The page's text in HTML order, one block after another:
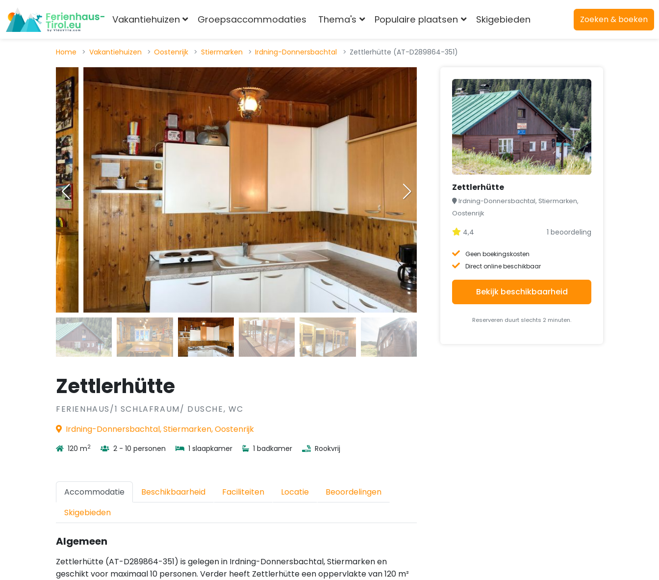
Vakantiehuizen Groepsaccommodaties Thema's Populaire plaatsen Skigebieden Zoeken & boeken
Home Vakantiehuizen Oostenrijk Stiermarken Irdning-Donnersbachtal Zettlerhütte (AT-D289864-351)
Zettlerhütte
FERIENHAUS/1 SCHLAFRAUM/ DUSCHE, WC
Irdning-Donnersbachtal, Stiermarken, Oostenrijk
120 m2 2 - 10 personen 1 slaapkamer 1 badkamer Rookvrij
Accommodatie Beschikbaarheid Faciliteiten Locatie
Beoordelingen
Skigebieden
Algemeen
Zettlerhütte (AT-D289864-351) is gelegen in Irdning-Donnersbachtal, Stiermarken en
geschikt voor maximaal 10 personen. Verder heeft Zettlerhütte een oppervlakte van 120 m²
Zettlerhütte
Irdning-Donnersbachtal, Stiermarken,
Oostenrijk
4,4 1 beoordeling
Geen boekingskosten
Direct online beschikbaar
Bekijk beschikbaarheid
Reserveren duurt slechts 2 minuten.